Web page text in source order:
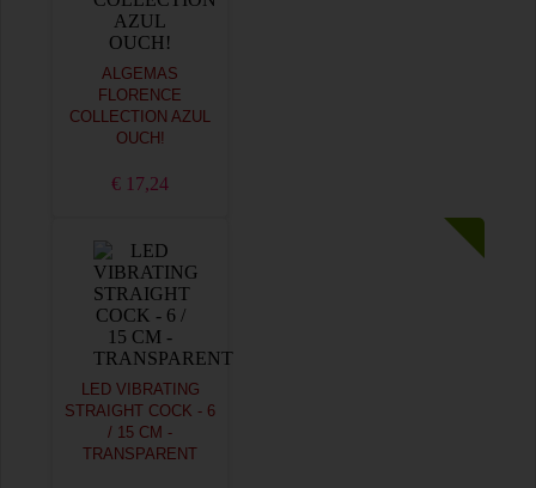
ALGEMAS
FLORENCE
COLLECTION AZUL
OUCH!
€ 17,24
LED VIBRATING
STRAIGHT COCK - 6
/ 15 CM -
TRANSPARENT